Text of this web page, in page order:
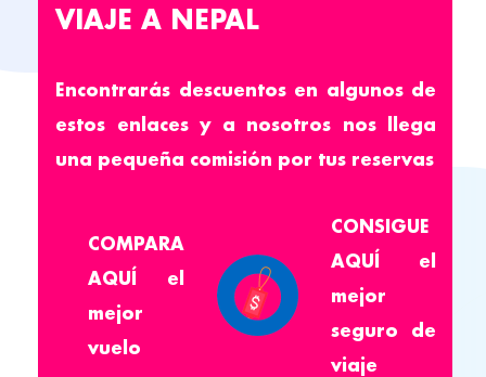
VIAJE A NEPAL
Encontrarás descuentos en algunos de
estos enlaces y a nosotros nos llega
una pequeña comisión por tus reservas
COMPARA
AQUÍ el
mejor
vuelo
CONSIGUE
AQUÍ el
mejor
seguro de
viaje